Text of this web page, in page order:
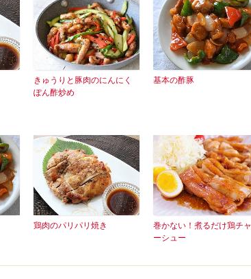
きゅうりと豚肉のにんにく
ぽん酢炒め
基本の酢豚
鶏肉のパリパリ焼き
巻かない！煮るだけ鶏チャ
ーシュー